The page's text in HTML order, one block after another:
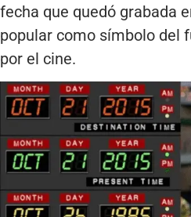
fecha que quedó grabada
popular como símbolo del
por el cine.